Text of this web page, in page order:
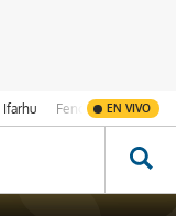
Ifarhu Fenómeno de El
EN VIVO